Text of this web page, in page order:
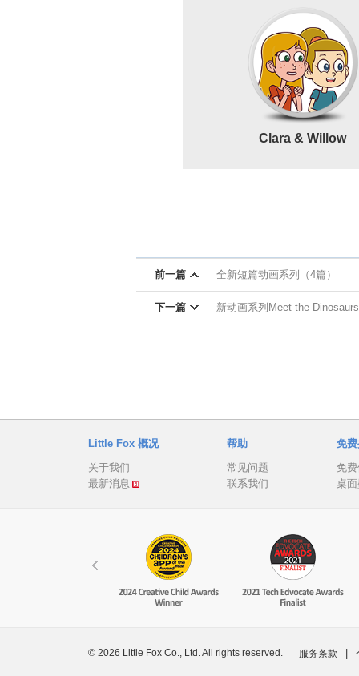
Clara & Willow
前一篇 全新短篇动画系列（4篇）
下一篇 新动画系列Meet the Dinosaurs
Little Fox 概况
关于我们
最新消息
帮助
常见问题
联系我们
免
免
桌
© 2026 Little Fox Co., Ltd. All rights reserved. 服务条款